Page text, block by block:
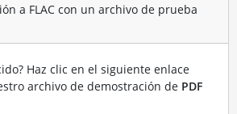
a FLAC con un archivo de prueba
Haz clic en el siguiente enlace
archivo de demostración de PDF